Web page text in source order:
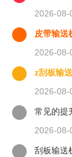
2026-08-
皮带输送
2026-08-
z刮板输
2026-08-
常见的提
2026-08-
刮板输送